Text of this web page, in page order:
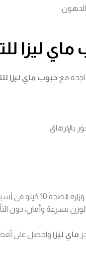
الدهون.
ليزا
مع حبوب ماي ليزا
بالإرهاق.
واتبعت التعليمات بدقة. مع
بسرعة وأمان، دون
ماي ليزا واحصل على أفضل